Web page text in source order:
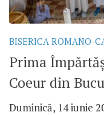
BISERICA ROMANO-
Prima
Coeur din
Duminică, 14 iunie